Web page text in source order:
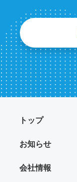
トップ
お知らせ
会社情報